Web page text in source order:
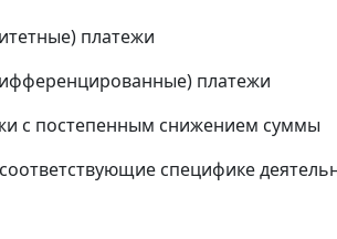
платежи
платежи
с постепенным снижением суммы
специфике